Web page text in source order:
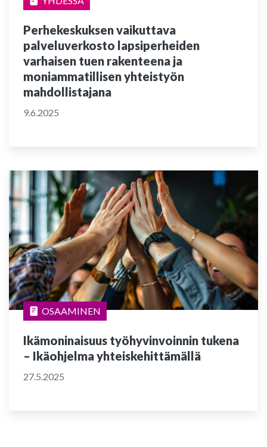
Perhekeskuksen vaikuttava
palveluverkosto lapsiperheiden
varhaisen tuen rakenteena ja
moniammatillisen yhteistyön
mahdollistajana
9.6.2025
OSAAMINEN
Ikämoninaisuus työhyvinvoinnin tukena
– Ikäohjelma yhteiskehittämällä
27.5.2025